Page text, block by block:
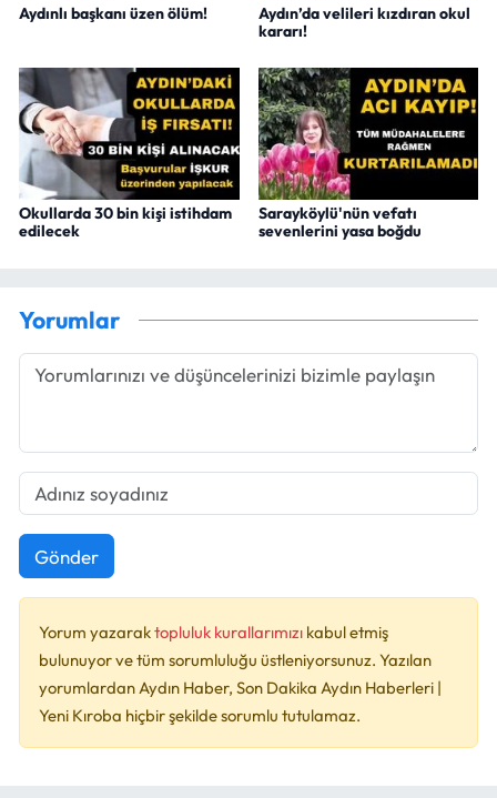
Aydınlı başkanı üzen ölüm!
Aydın’da velileri kızdıran okul
kararı!
Okullarda 30 bin kişi istihdam
edilecek
Sarayköylü'nün vefatı
sevenlerini yasa boğdu
Yorumlar
Gönder
Yorum yazaraktopluluk kurallarımızı kabul etmiş
bulunuyor ve tüm sorumluluğu üstleniyorsunuz. Yazılan
yorumlardan Aydın Haber, Son Dakika Aydın Haberleri |
Yeni Kıroba hiçbir şekilde sorumlu tutulamaz.